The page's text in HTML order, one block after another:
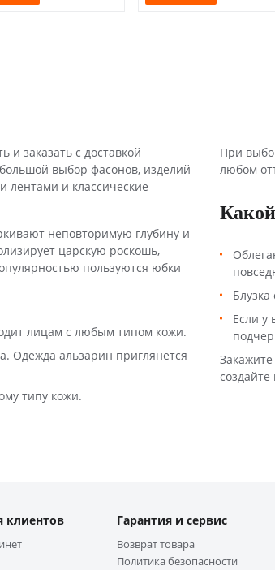
заказать с доставкой
выбор фасонов, изделий
лентами и классические
неповторимую глубину и
царскую роскошь,
пользуются юбки
лицам с любым типом кожи.
Одежда альзарин приглянется
типу кожи.
При
любом
Блузка
Если у
клиентов Гарантия и сервис
Возврат товара
Политика безопасности